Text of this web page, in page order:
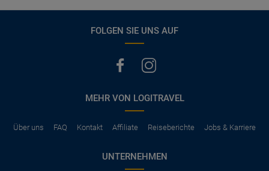
FOLGEN SIE UNS AUF
MEHR VON LOGITRAVEL
Über uns FAQ Kontakt Affiliate Reiseberichte Jobs & Karriere
UNTERNEHMEN